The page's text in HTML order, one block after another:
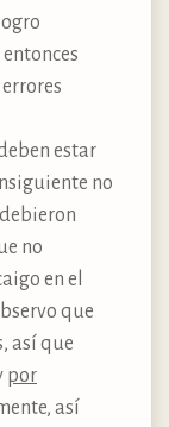
estar
no
no
en el
que
así que
por
así